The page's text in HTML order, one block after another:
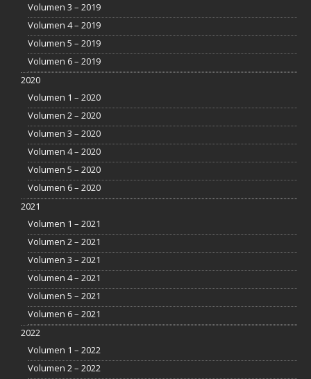
Volumen 3 – 2019
Volumen 4 – 2019
Volumen 5 – 2019
Volumen 6 – 2019
2020
Volumen 1 – 2020
Volumen 2 – 2020
Volumen 3 – 2020
Volumen 4 – 2020
Volumen 5 – 2020
Volumen 6 – 2020
2021
Volumen 1 – 2021
Volumen 2 – 2021
Volumen 3 – 2021
Volumen 4 – 2021
Volumen 5 – 2021
Volumen 6 – 2021
2022
Volumen 1 – 2022
Volumen 2 – 2022